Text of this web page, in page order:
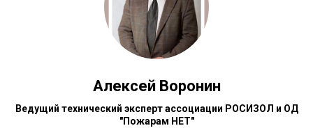
Алексей Воронин
Ведущий технический эксперт ассоциации РОСИЗОЛ и ОД
"Пожарам НЕТ"